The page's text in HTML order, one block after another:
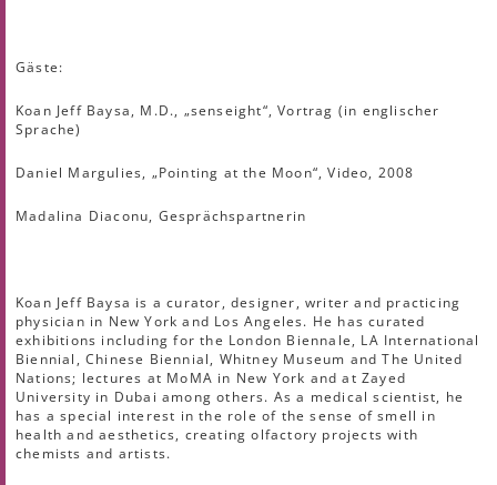
Gäste:
Koan Jeff Baysa, M.D., „senseight“, Vortrag (in englischer
Sprache)
Daniel Margulies, „Pointing at the Moon“, Video, 2008
Madalina Diaconu, Gesprächspartnerin
Koan Jeff Baysa is a curator, designer, writer and practicing
physician in New York and Los Angeles. He has curated
exhibitions including for the London Biennale, LA International
Biennial, Chinese Biennial, Whitney Museum and The United
Nations; lectures at MoMA in New York and at Zayed
University in Dubai among others. As a medical scientist, he
has a special interest in the role of the sense of smell in
health and aesthetics, creating olfactory projects with
chemists and artists.